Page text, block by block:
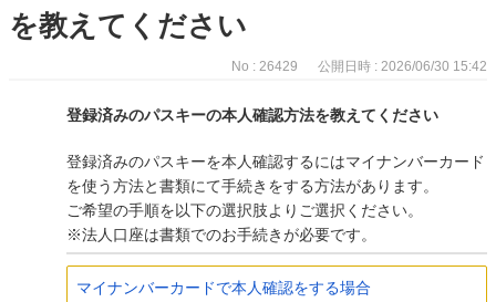
を教えてください
No : 26429 公開日時 : 2026/06/30 15:42
登録済みのパスキーの本人確認方法を教えてください
登録済みのパスキーを本人確認するにはマイナンバーカード
を使う方法と書類にて手続きをする方法があります。
ご希望の手順を以下の選択肢よりご選択ください。
※法人口座は書類でのお手続きが必要です。
マイナンバーカードで本人確認をする場合